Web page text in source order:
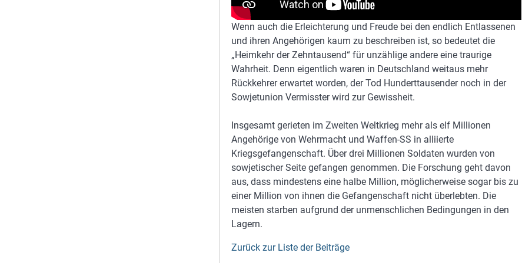
Wenn auch die Erleichterung und Freude bei den endlich Entlassenen
und ihren Angehörigen kaum zu beschreiben ist, so bedeutet die
„Heimkehr der Zehntausend“ für unzählige andere eine traurige
Wahrheit. Denn eigentlich waren in Deutschland weitaus mehr
Rückkehrer erwartet worden, der Tod Hunderttausender noch in der
Sowjetunion Vermisster wird zur Gewissheit.
Insgesamt gerieten im Zweiten Weltkrieg mehr als elf Millionen
Angehörige von Wehrmacht und Waffen-SS in alliierte
Kriegsgefangenschaft. Über drei Millionen Soldaten wurden von
sowjetischer Seite gefangen genommen. Die Forschung geht davon
aus, dass mindestens eine halbe Million, möglicherweise sogar bis zu
einer Million von ihnen die Gefangenschaft nicht überlebten. Die
meisten starben aufgrund der unmenschlichen Bedingungen in den
Lagern.
Zurück zur Liste der Beiträge